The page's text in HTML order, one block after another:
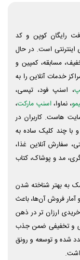
رایگان کوپن و کد
است. در حال
مسابقه، کمپین و
خدمات آنلاین را به
، اسنپ فود، تپسی،
، نماوا، اسنپ مارکت،
‌هاست. کاربران در
با چند کلیک ساده به
سفارش آنلاین غذا،
مد و پوشاک، کتاب
به بهتر شناخته شدن
آمار فروش آن‌ها، باعث
ارزان تر در ذهن
و تخفیفی ضمن جذب
شده و توسعه و رونق